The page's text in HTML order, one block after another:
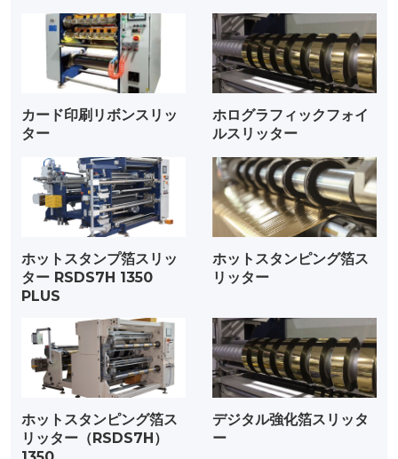
カード印刷リボンスリッ
ター
ホログラフィックフォイ
ルスリッター
ホットスタンプ箔スリッ
ター RSDS7H 1350
PLUS
ホットスタンピング箔ス
リッター
ホットスタンピング箔ス
リッター（RSDS7H）
デジタル強化箔スリッタ
ー